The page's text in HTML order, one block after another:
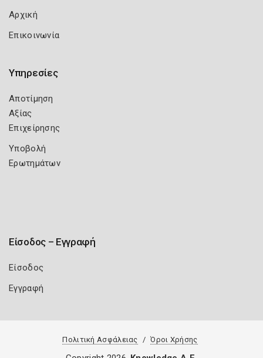
Αρχική
Επικοινωνία
Υπηρεσίες
Αποτίμηση
Αξίας
Επιχείρησης
Υποβολή
Ερωτημάτων
Είσοδος – Εγγραφή
Είσοδος
Εγγραφή
Πολιτική Ασφάλειας Όροι Χρήσης